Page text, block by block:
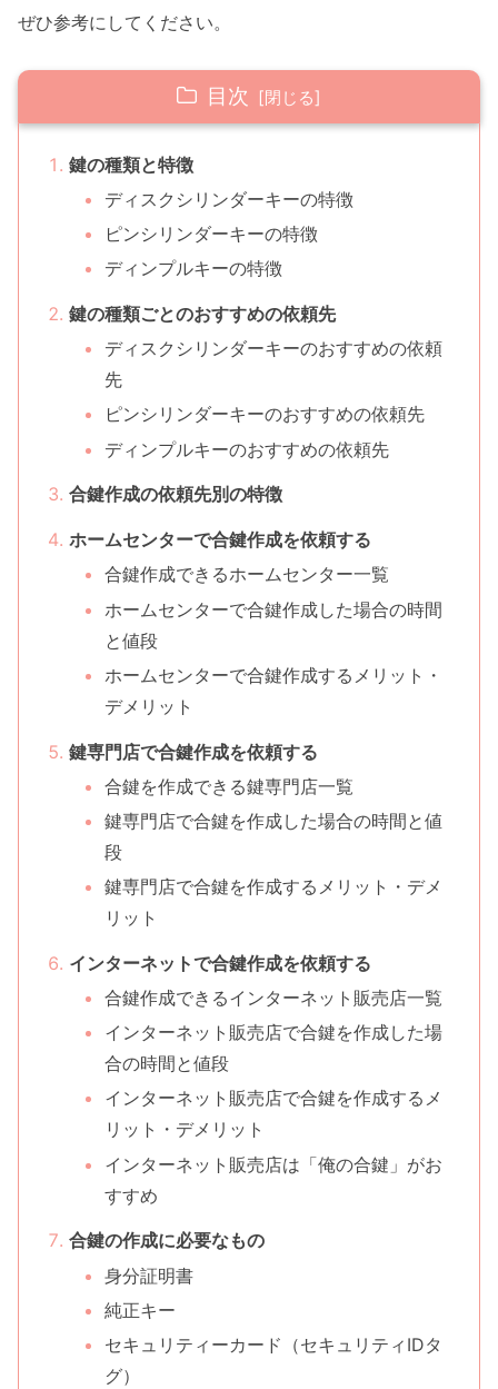
ぜひ参考にしてください。
目次
鍵の種類と特徴
ディスクシリンダーキーの特徴
ピンシリンダーキーの特徴
ディンプルキーの特徴
鍵の種類ごとのおすすめの依頼先
ディスクシリンダーキーのおすすめの依頼
先
ピンシリンダーキーのおすすめの依頼先
ディンプルキーのおすすめの依頼先
合鍵作成の依頼先別の特徴
ホームセンターで合鍵作成を依頼する
合鍵作成できるホームセンター一覧
ホームセンターで合鍵作成した場合の時間
と値段
ホームセンターで合鍵作成するメリット・
デメリット
鍵専門店で合鍵作成を依頼する
合鍵を作成できる鍵専門店一覧
鍵専門店で合鍵を作成した場合の時間と値
段
鍵専門店で合鍵を作成するメリット・デメ
リット
インターネットで合鍵作成を依頼する
合鍵作成できるインターネット販売店一覧
インターネット販売店で合鍵を作成した場
合の時間と値段
インターネット販売店で合鍵を作成するメ
リット・デメリット
インターネット販売店は「俺の合鍵」がお
すすめ
合鍵の作成に必要なもの
身分証明書
純正キー
セキュリティーカード（セキュリティIDタ
グ）